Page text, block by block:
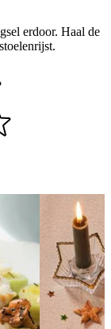
erdoor. Haal de